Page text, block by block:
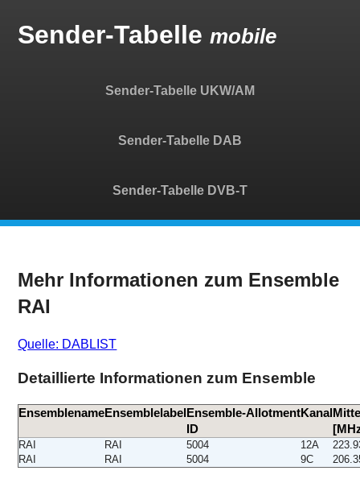
Sender-Tabellemobile
Sender-Tabelle UKW/AM
Sender-Tabelle DAB
Sender-Tabelle DVB-T
Mehr Informationen zum Ensemble
RAI
Quelle: DABLIST
Detaillierte Informationen zum Ensemble
EnsemblenameEnsemblelabel Ensemble-
ID
AllotmentKanal
RAI
RAI
RAI
RAI
5004
5004
12A
9C